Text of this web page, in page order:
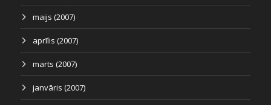
maijs (2007)
aprīlis (2007)
marts (2007)
janvāris (2007)